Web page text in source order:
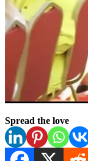
Spread the love